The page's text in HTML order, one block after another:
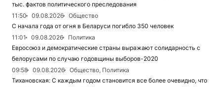
тыс. фактов политического преследования
11:50
09.08.2026
Общество
С начала года от огня в Беларуси погибло 350 человек
11:01
09.08.2026
Политика
Евросоюз и демократические страны выражают солидарность с
белорусами по случаю годовщины выборов-2020
09:58
09.08.2026
Общество, Политика
Тихановская: С каждым годом становится все более очевидно, что